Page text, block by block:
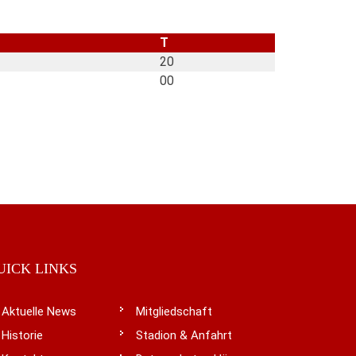
T
20
00
LINKS
Aktuelle News
Mitgliedschaft
Historie
Stadion & Anfahrt